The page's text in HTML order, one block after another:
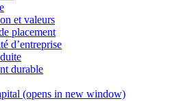
et valeurs
placement
d’entreprise
durable
(opens in new window)